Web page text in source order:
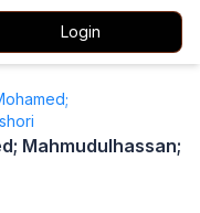
Login
Mahmudulhassan;